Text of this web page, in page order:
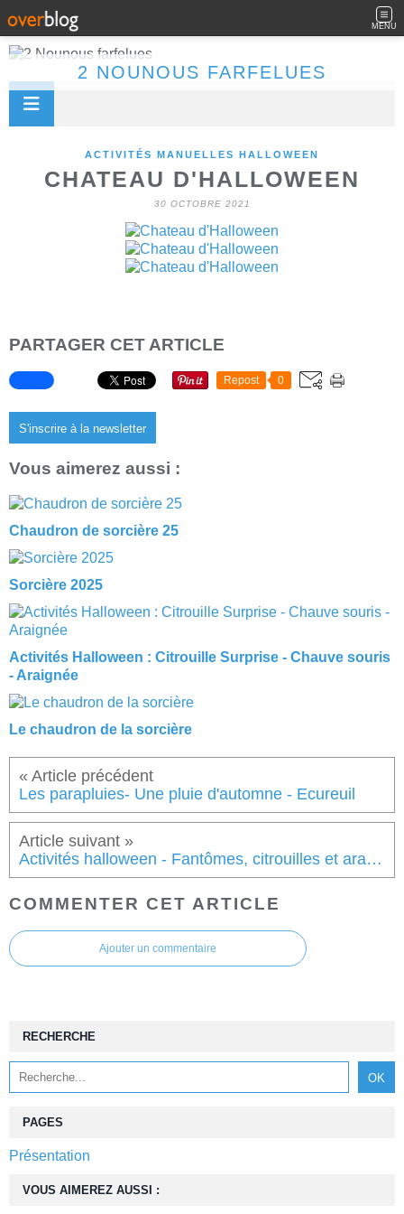
MENU
2 NOUNOUS FARFELUES
ACTIVITÉS MANUELLES HALLOWEEN
CHATEAU D'HALLOWEEN
30 OCTOBRE 2021
PARTAGER CET ARTICLE
Repost 0
S'inscrire à la newsletter
Vous aimerez aussi :
Chaudron de sorcière 25
Sorcière 2025
Activités Halloween : Citrouille Surprise - Chauve souris
- Araignée
Le chaudron de la sorcière
Les parapluies- Une pluie d'automne - Ecureuil
Activités halloween - Fantômes, citrouilles et araignées
COMMENTER CET ARTICLE
Ajouter un commentaire
RECHERCHE
VOUS AIMEREZ AUSSI :
PAGES
Présentation